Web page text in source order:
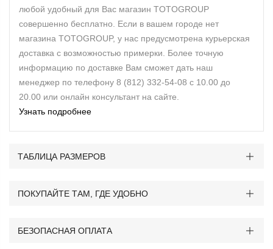
любой удобный для Вас магазин TOTOGROUP
совершенно бесплатно. Если в вашем городе нет
магазина TOTOGROUP, у нас предусмотрена курьерская
доставка с возможностью примерки. Более точную
информацию по доставке Вам сможет дать наш
менеджер по телефону 8 (812) 332-54-08 с 10.00 до
20.00 или онлайн консультант на сайте.
Узнать подробнее
ТАБЛИЦА РАЗМЕРОВ
ПОКУПАЙТЕ ТАМ, ГДЕ УДОБНО
БЕЗОПАСНАЯ ОПЛАТА